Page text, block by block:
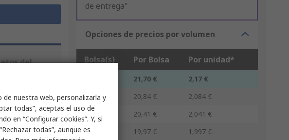
de entrega"
Opciones de precios por volumen
Bolsa(s) Por Bolsa Por unidad*
21,70 €
2,17 €
5 - 9
20,84 €
2,084 €
10 - 24
20,41 €
2,041 €
25 +
19,97 € 1,997 €
del
nuestra web, personalizarla y
todas”, aceptas el uso de
en “Configurar cookies”. Y, si
todas”, aunque es